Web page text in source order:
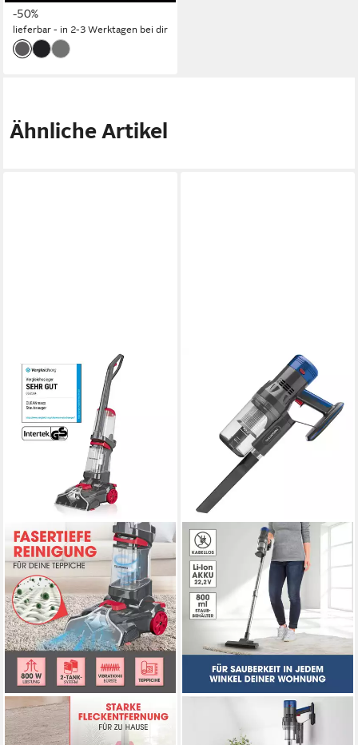
-50%
lieferbar - in 2-3 Werktagen bei dir
Ähnliche Artikel
CLEANMAXX
Teppichreinigungsgerät
Zyklon Hybrid Staubsauger